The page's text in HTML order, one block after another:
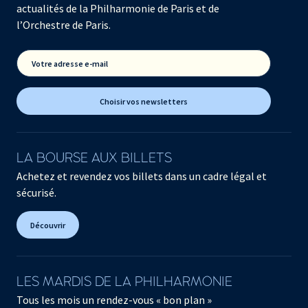
actualités de la Philharmonie de Paris et de
l’Orchestre de Paris.
Votre adresse e-mail
Choisir vos newsletters
LA BOURSE AUX BILLETS
Achetez et revendez vos billets dans un cadre légal et
sécurisé.
Découvrir
LES MARDIS DE LA PHILHARMONIE
Tous les mois un rendez-vous « bon plan »